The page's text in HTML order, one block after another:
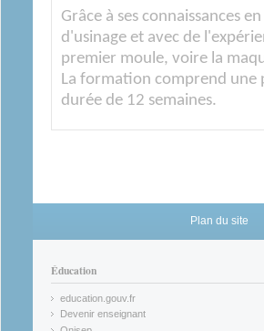
Grâce à ses connaissances
d'usinage et avec de
premier moule, voire la
La formation comprend une
durée de 12 semaines.
Plan du site
Éducation
education.gouv.fr
(link is external)
Devenir enseignant
(link is external)